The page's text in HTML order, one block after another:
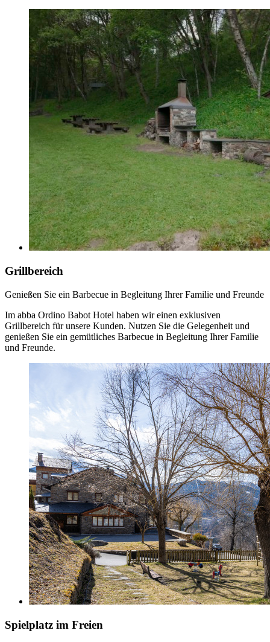
Grillbereich
Genießen Sie ein Barbecue in Begleitung Ihrer Familie und Freunde
Im abba Ordino Babot Hotel haben wir einen exklusiven
Grillbereich für unsere Kunden. Nutzen Sie die Gelegenheit und
genießen Sie ein gemütliches Barbecue in Begleitung Ihrer Familie
und Freunde.
Spielplatz im Freien